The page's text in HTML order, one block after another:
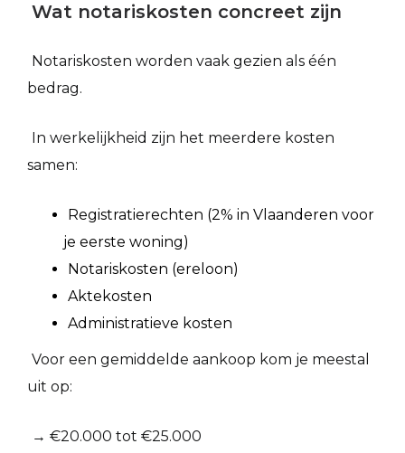
Wat notariskosten concreet zijn
Notariskosten worden vaak gezien als één
bedrag.
In werkelijkheid zijn het meerdere kosten
samen:
Registratierechten (2% in Vlaanderen voor
je eerste woning)
Notariskosten (ereloon)
Aktekosten
Administratieve kosten
Voor een gemiddelde aankoop kom je meestal
uit op:
→ €20.000 tot €25.000